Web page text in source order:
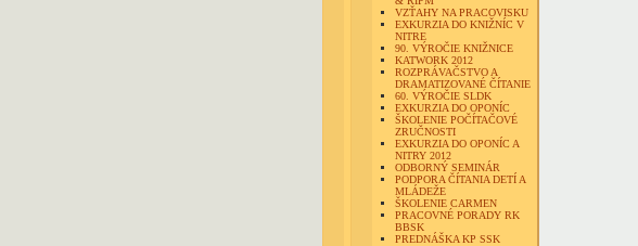
VZŤAHY NA PRACOVISKU
EXKURZIA DO KNIŽNÍC V
NITRE
90. VÝROČIE KNIŽNICE
KATWORK 2012
ROZPRÁVAČSTVO A
DRAMATIZOVANÉ ČÍTANIE
60. VÝROČIE SLDK
EXKURZIA DO OPONÍC
ŠKOLENIE POČÍTAČOVÉ
ZRUČNOSTI
EXKURZIA DO OPONÍC A
NITRY 2012
ODBORNÝ SEMINÁR
PODPORA ČÍTANIA DETÍ A
MLÁDEŽE
ŠKOLENIE CARMEN
PRACOVNÉ PORADY RK
BBSK
PREDNÁŠKA KP SSK